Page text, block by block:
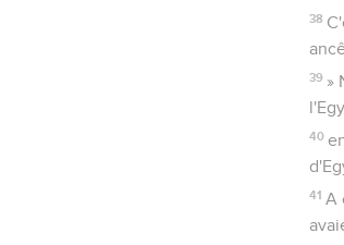
38
39 »
40
41 A